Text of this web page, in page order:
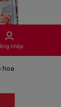
nhập
hoa